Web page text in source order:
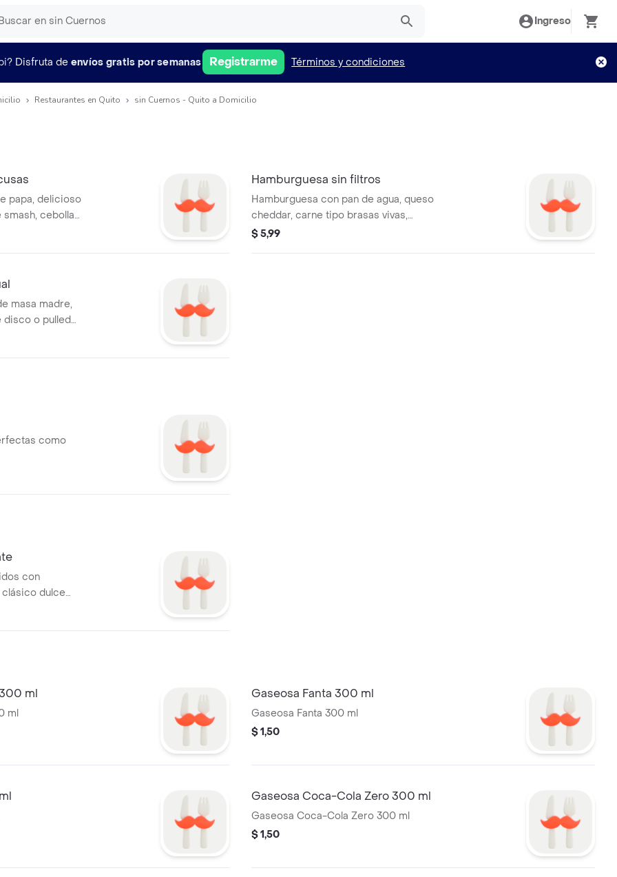
Ingreso
Disfruta de envíos gratis por semanas Registrarme Términos y condiciones
Restaurantes en Quito sin Cuernos - Quito a Domicilio
papa, delicioso
cebolla
salsas. Todo
Hamburguesa sin filtros
Hamburguesa con pan de agua, queso
cheddar, carne tipo brasas vivas,
aceitunas, con 2 tipos de salsa, Todo lo
$ 5,99
masa madre,
disco o pulled
2 tipos de
como
con
dulce
ml
ml
Gaseosa Fanta 300 ml
Gaseosa Fanta 300 ml
$ 1,50
Gaseosa Coca-Cola Zero 300 ml
Gaseosa Coca-Cola Zero 300 ml
$ 1,50